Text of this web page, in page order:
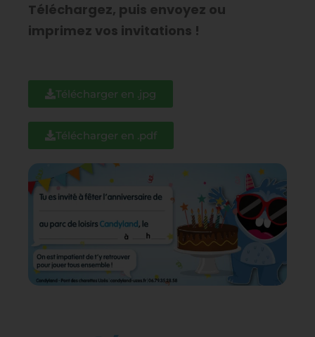
Téléchargez, puis envoyez ou
imprimez vos invitations !
Télécharger en .jpg
Télécharger en .pdf